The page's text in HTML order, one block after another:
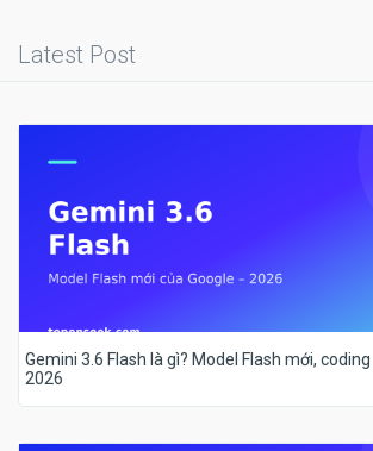
Latest Post
Gemini 3.6 Flash là gì? Model Flash mới,
2026